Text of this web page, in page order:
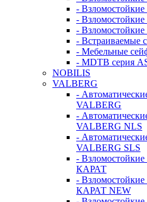
-
-
-
- Встраиваемые
- Мебельные
- MDTB серия
NOBILIS
VALBERG
-
VALBERG
-
VALBERG NLS
-
VALBERG SLS
-
КАРАТ
-
КАРАТ NEW